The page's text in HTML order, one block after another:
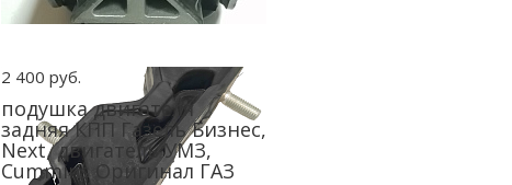
2 400 руб.
подушка двигателя
задняя КПП Газель Бизнес,
Next, двигатель УМЗ,
Cummins Оригинал ГАЗ